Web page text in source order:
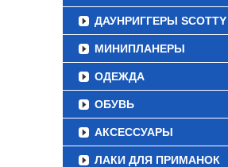
ДАУНРИГГЕРЫ SCOTTY
МИНИПЛАНЕРЫ
ОДЕЖДА
ОБУВЬ
АКСЕССУАРЫ
ЛАКИ ДЛЯ ПРИМАНОК